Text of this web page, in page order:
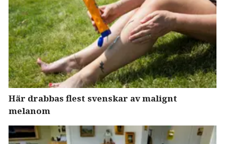
Här drabbas flest svenskar av malignt
melanom